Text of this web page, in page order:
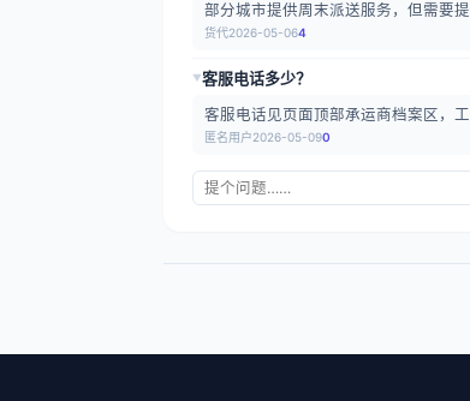
部分城市提供周末派送服务，但需要
货代2026-05-064
▶客服电话多少？
客服电话见页面顶部承运商档案区，
匿名用户2026-05-090